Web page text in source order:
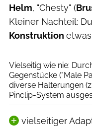
Helm, "Chesty" (
Kleiner Nachteil:
Konstruktion etwas
Vielseitig wie nie:
Gegenstücke ("Male
diverse Halterungen
Pinclip-System
vielseitiger